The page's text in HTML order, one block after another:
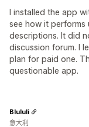
I installed the app
see how it performs
descriptions. It did
discussion forum. I
plan for paid one.
questionable app.
Blululi
意大利